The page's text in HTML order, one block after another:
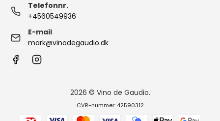
Telefonnr.
+4560549936
E-mail
mark@vinodegaudio.dk
2026 © Vino de Gaudio.
CVR-nummer: 42590312